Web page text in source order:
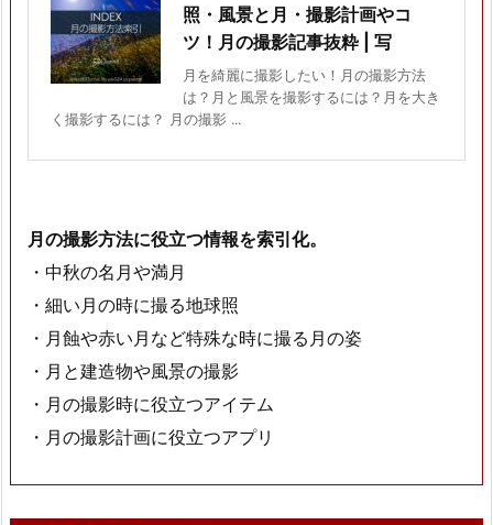
照・風景と月・撮影計画やコ
ツ！月の撮影記事抜粋 | 写
月を綺麗に撮影したい！月の撮影方法
は？月と風景を撮影するには？月を大き
く撮影するには？ 月の撮影 ...
月の撮影方法に役立つ情報を索引化。
・中秋の名月や満月
・細い月の時に撮る地球照
・月蝕や赤い月など特殊な時に撮る月の姿
・月と建造物や風景の撮影
・月の撮影時に役立つアイテム
・月の撮影計画に役立つアプリ